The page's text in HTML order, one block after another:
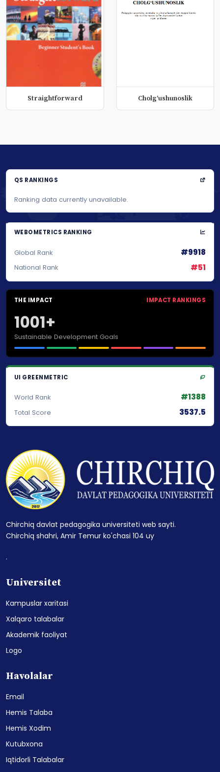
Straightforward Cholg‘ushunoslik
QS RANKINGS
Ranking data currently unavailable.
WEBOMETRICS RANKING
Global Rank #9918
National Rank #51
THE IMPACT IMPACT RANKINGS
1001+
Sustainable Development Goals
UI GREENMETRIC
World Rank #1388
Total Score 3537.5
Chirchiq davlat pedagogika universiteti web sayti.
Chirchiq shahri, Amir Temur ko'chasi 104 uy
.
Universitet
Kampuslar xaritasi
Xalqaro talabalar
Akademik faoliyat
Logo
Havolalar
Email
Hemis Talaba
Hemis Xodim
Kutubxona
Iqtidorli Talabalar